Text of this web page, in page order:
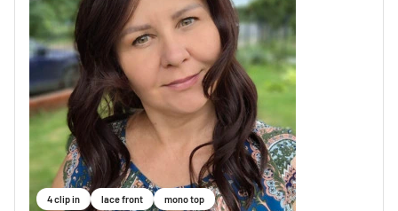
4 clip in lace front mono top